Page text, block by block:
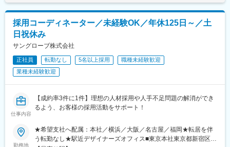
採用コーディネーター／未経験OK／年休125日～／土
日祝休み
サングローブ株式会社
正社員 転勤なし 5名以上採用
職種未経験歓迎
業種未経験歓迎
仕事内容
【成約率3件に1件】理想の人材採用や人手不足問題の解消ができ
るよう、お客様の採用活動をサポート！
勤務地
★希望支社へ配属：本社／横浜／大阪／名古屋／福岡★転居を伴
う転勤なし★駅近デザイナーズオフィス■東京本社東京都新宿区西